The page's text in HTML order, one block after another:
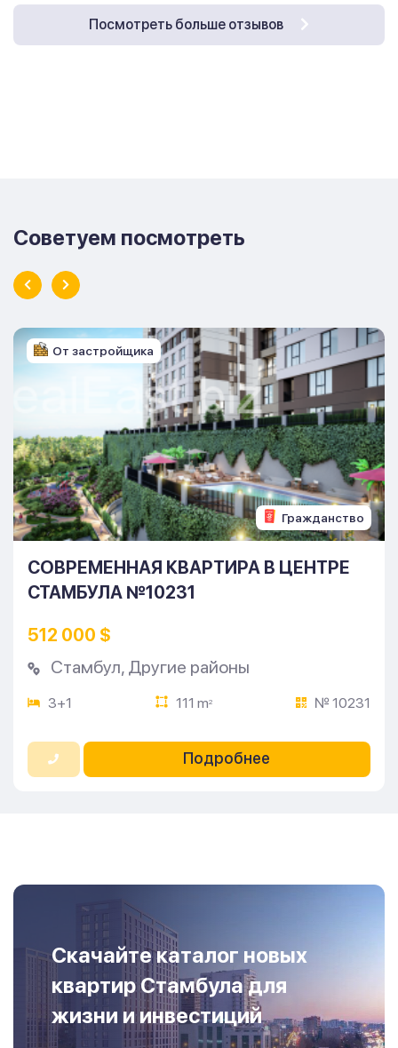
Посмотреть больше отзывов
Советуем посмотреть
Гражданство
От застройщика
СОВРЕМЕННАЯ КВАРТИРА В ЦЕНТРЕ
СТАМБУЛА №10231
512 000 $
Стамбул, Другие районы
3+1 111 m2 № 10231
Подробнее
Скачайте каталог новых
квартир Стамбула для
жизни и инвестиций